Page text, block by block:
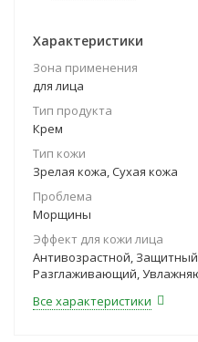
Характеристики
Зона применения
для лица
Тип продукта
Крем
Тип кожи
Зрелая кожа, Сухая кожа
Проблема
Морщины
Эффект для кожи лица
Антивозрастной,
Разглаживающий,
Все характеристики